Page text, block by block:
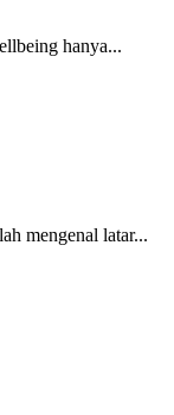
hanya...
mengenal latar...